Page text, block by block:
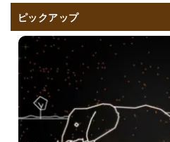
ピックアップ